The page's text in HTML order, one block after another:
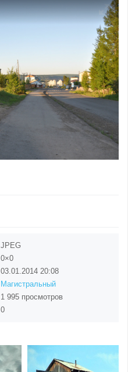
JPEG
0×0
03.01.2014 20:08
Магистральный
1 995 просмотров
0